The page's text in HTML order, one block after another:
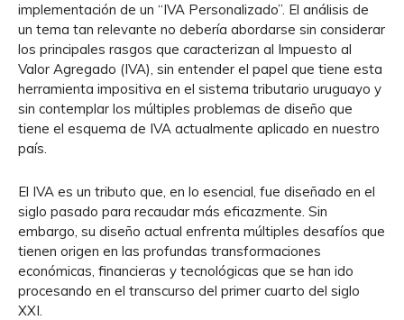
implementación de un “IVA Personalizado”. El análisis de
un tema tan relevante no debería abordarse sin considerar
los principales rasgos que caracterizan al Impuesto al
Valor Agregado (IVA), sin entender el papel que tiene esta
herramienta impositiva en el sistema tributario uruguayo y
sin contemplar los múltiples problemas de diseño que
tiene el esquema de IVA actualmente aplicado en nuestro
país.
El IVA es un tributo que, en lo esencial, fue diseñado en el
siglo pasado para recaudar más eficazmente. Sin
embargo, su diseño actual enfrenta múltiples desafíos que
tienen origen en las profundas transformaciones
económicas, financieras y tecnológicas que se han ido
procesando en el transcurso del primer cuarto del siglo
XXI.